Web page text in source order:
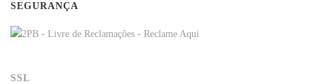
SEGURANÇA
SSL